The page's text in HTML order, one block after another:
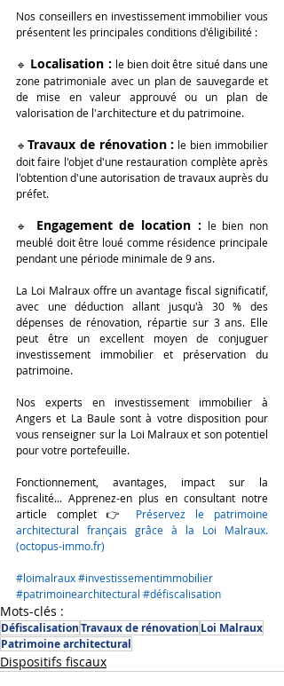
Nos conseillers en investissement immobilier vous
présentent les principales conditions d'éligibilité :
🔹 Localisation : le bien doit être situé dans une
zone patrimoniale avec un plan de sauvegarde et
de mise en valeur approuvé ou un plan de
valorisation de l'architecture et du patrimoine.
🔹 Travaux de rénovation : le bien immobilier
doit faire l'objet d'une restauration complète après
l'obtention d'une autorisation de travaux auprès du
préfet.
🔹 Engagement de location : le bien non
meublé doit être loué comme résidence principale
pendant une période minimale de 9 ans.
La Loi Malraux offre un avantage fiscal significatif,
avec une déduction allant jusqu'à 30 % des
dépenses de rénovation, répartie sur 3 ans. Elle
peut être un excellent moyen de conjuguer
investissement immobilier et préservation du
patrimoine.
Nos experts en investissement immobilier à
Angers et La Baule sont à votre disposition pour
vous renseigner sur la Loi Malraux et son potentiel
pour votre portefeuille.
Fonctionnement, avantages, impact sur la
fiscalité... Apprenez-en plus en consultant notre
article complet 👉 Préservez le patrimoine
architectural français grâce à la Loi Malraux.
(octopus-immo.fr)
#loimalraux#investissementimmobilier
#patrimoinearchitectural #défiscalisation
Mots-clés :
DéfiscalisationTravaux de rénovation Loi Malraux
Patrimoine architectural
Dispositifs fiscaux